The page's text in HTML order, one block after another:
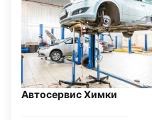
Автосервис Химки